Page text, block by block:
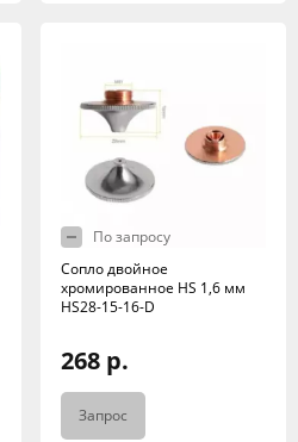
По запросу
Сопло двойное
хромированное HS 1,6 мм
HS28-15-16-D
268 р.
Запрос